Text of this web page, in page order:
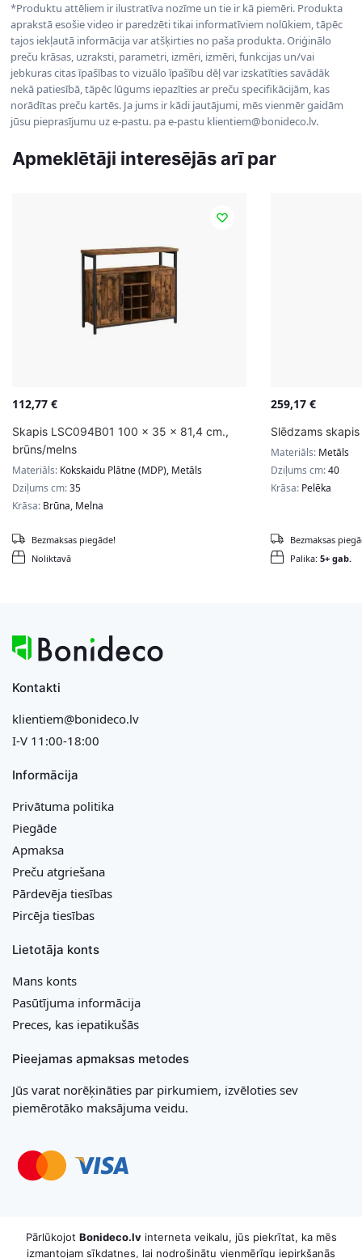
*Produktu attēliem ir ilustratīva nozīme un tie ir kā piemēri. Produkta
aprakstā esošie video ir paredzēti tikai informatīviem nolūkiem, tāpēc
tajos iekļautā informācija var atšķirties no paša produkta. Oriģinālo
preču krāsas, uzraksti, parametri, izmēri, izmēri, funkcijas un/vai
jebkuras citas īpašības to vizuālo īpašību dēļ var izskatīties savādāk
nekā patiesībā, tāpēc lūgums iepazīties ar preču specifikācijām, kas
norādītas preču kartēs. Ja jums ir kādi jautājumi, mēs vienmēr gaidām
jūsu pieprasījumu uz e-pastu. pa e-pastu klientiem@bonideco.lv.
Apmeklētāji interesējās arī par
112,77 €
Skapis LSC094B01 100 x 35 x 81,4 cm.,
brūns/melns
Materiāls: Kokskaidu Plātne (MDP), Metāls
Dziļums cm:35
Krāsa: Brūna, Melna
Noliktavā
Bezmaksas piegāde!
259,17 €
Slēdzams
Materiāls: Metāls
Dziļums cm:40
Krāsa: Pelēka
Palika: 5+ gab.
Bezmaksas
Kontakti
klientiem@bonideco.lv
I-V 11:00-18:00
Informācija
Privātuma politika
Piegāde
Apmaksa
Preču atgriešana
Pārdevēja tiesības
Pircēja tiesības
Lietotāja konts
Mans konts
Pasūtījuma informācija
Preces, kas iepatikušās
Pieejamas apmaksas metodes
Jūs varat norēķināties par pirkumiem, izvēloties sev
piemērotāko maksājuma veidu.
Pārlūkojot Bonideco.lvinterneta veikalu, jūs piekrītat, ka mēs
izmantojam sīkdatnes, lai nodrošinātu vienmērīgu iepirkšanās